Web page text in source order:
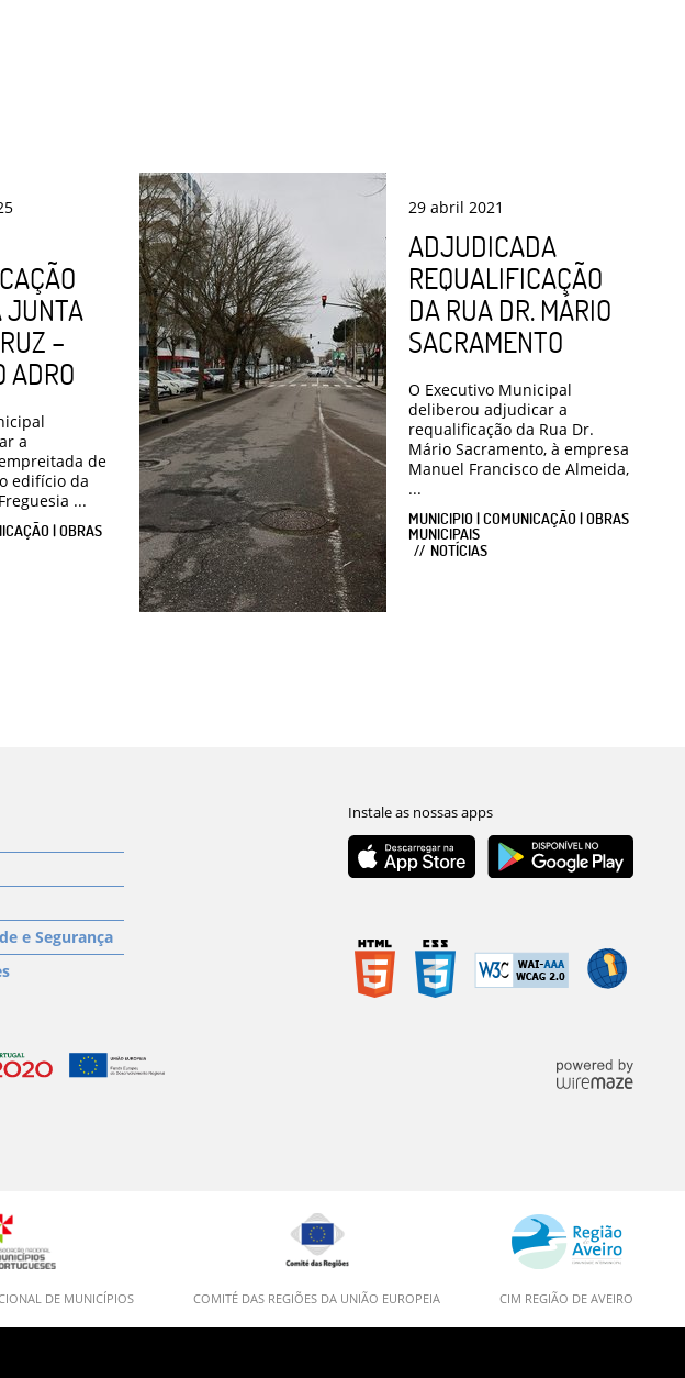
JUNTA
–
ADRO
a
de
edifício da
...
| OBRAS
29 abril 2021
ADJUDICADA
REQUALIFICAÇÃO
DA RUA DR. MÁRIO
SACRAMENTO
O Executivo Municipal
deliberou adjudicar a
requalificação da Rua Dr.
Mário Sacramento, à empresa
Manuel Francisco de Almeida,
...
MUNICIPIO | COMUNICAÇÃO | OBRAS
MUNICIPAIS
NOTÍCIAS
e Segurança
DE MUNICÍPIOS COMITÉ DAS REGIÕES DA UNIÃO EUROPEIA CIM REGIÃO DE AVEIRO